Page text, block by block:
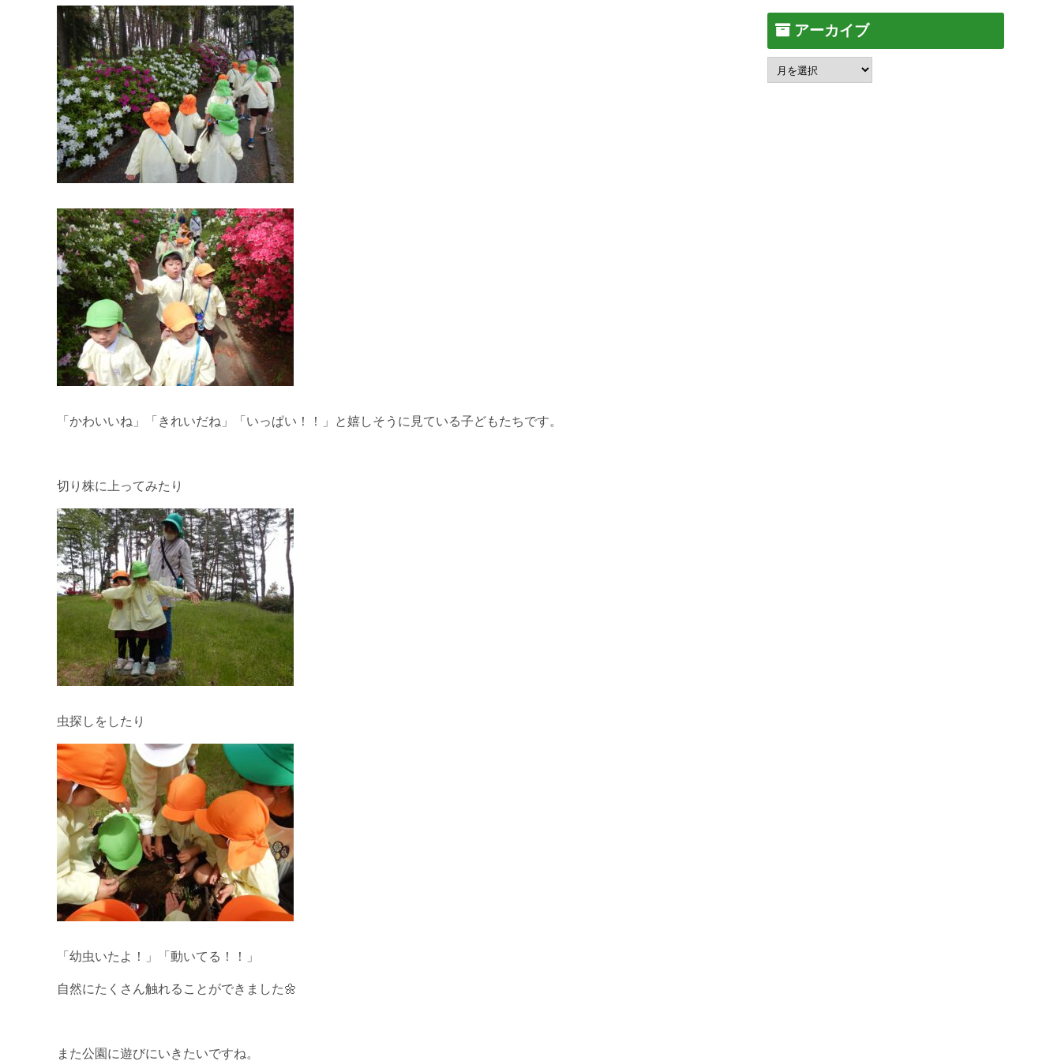
「かわいいね」「きれいだね」「いっぱい！！」と嬉しそうに見ている子どもたちです。
切り株に上ってみたり
虫探しをしたり
「幼虫いたよ！」「動いてる！！」
自然にたくさん触れることができました🌼
また公園に遊びにいきたいですね。
アーカイブ